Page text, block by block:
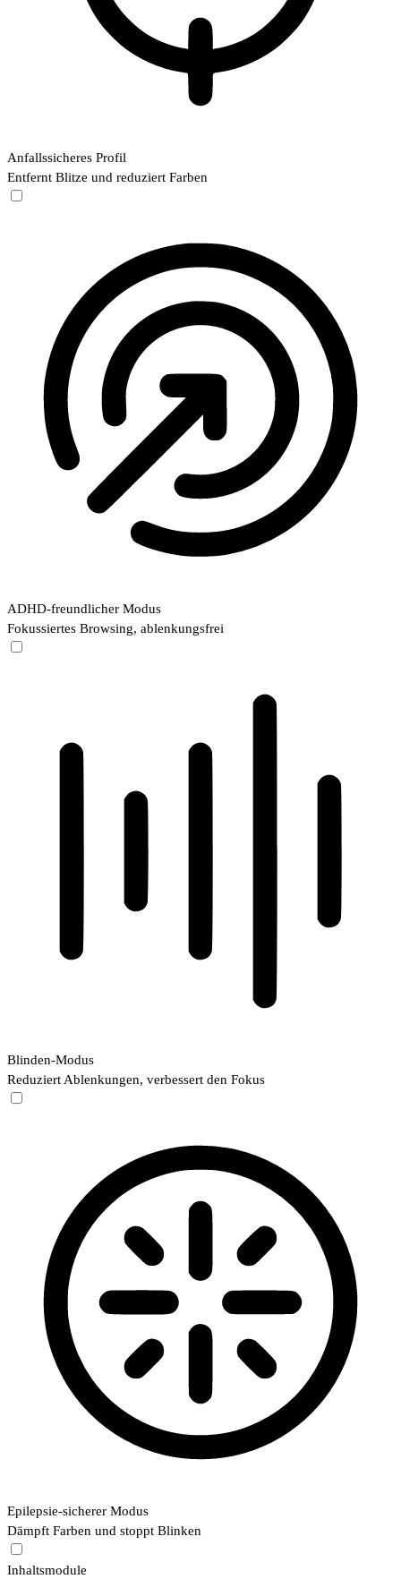
Anfallssicheres Profil
Entfernt Blitze und reduziert Farben
ADHD-freundlicher Modus
Fokussiertes Browsing, ablenkungsfrei
Blinden-Modus
Reduziert Ablenkungen, verbessert den Fokus
Epilepsie-sicherer Modus
Dämpft Farben und stoppt Blinken
Inhaltsmodule